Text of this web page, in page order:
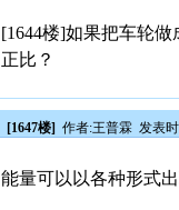
[1644楼]如果把车轮
正比？
[1647楼] 作者:王普霖 发表
能量可以以各种形式